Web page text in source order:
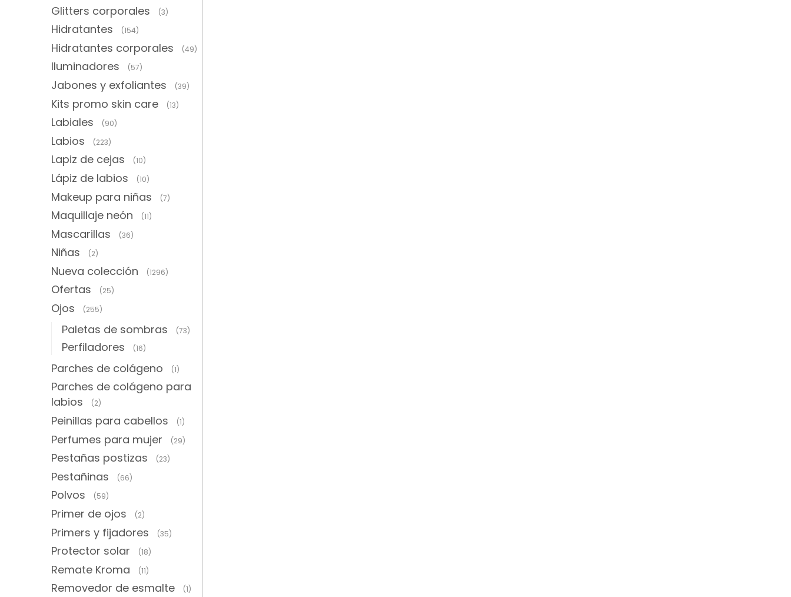
Glitters corporales (3)
Hidratantes (154)
Hidratantes corporales (49)
Iluminadores (57)
Jabones y exfoliantes (39)
Kits promo skin care (13)
Labiales (90)
Labios (223)
Lapiz de cejas (10)
Lápiz de labios (10)
Makeup para niñas (7)
Maquillaje neón (11)
Mascarillas (36)
Niñas (2)
Nueva colección (1296)
Ofertas (25)
Ojos (255)
Paletas de sombras (73)
Perfiladores (16)
Parches de colágeno (1)
Parches de colágeno para
labios
(2)
Peinillas para cabellos (1)
Perfumes para mujer (29)
Pestañas postizas (23)
Pestañinas (66)
Polvos (59)
Primer de ojos (2)
Primers y fijadores (35)
Protector solar (18)
Remate Kroma (11)
Removedor de esmalte (1)